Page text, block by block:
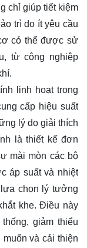
chỉ giúp tiết kiệm
trì do ít yêu cầu
có thể được sử
từ công nghiệp
linh hoạt trong
cấp hiệu suất
lý do giải thích
là thiết kế đơn
mài mòn các bộ
áp suất và nhiệt
chọn lý tưởng
khe. Điều này
giảm thiểu
và cải thiện